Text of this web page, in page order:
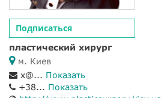
Подписаться
пластический хирург
м. Киев
x@... Показать
+38... Показать